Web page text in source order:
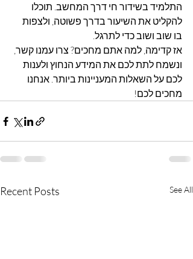
התלמיד בשידור חי דרך המחשב. תוכלו
להקליט את השיעור בדרך פשוטה, ולצפות
בו שוב ושוב כדי לתרגל.
אז קדימה, למה אתם מחכים? צרו עמנו קשר,
ונשמח לתת לכם את המידע הנחוץ ולענות
לכם על השאלות המעניינות ביותר. אנחנו
מחכים לכם!
Recent Posts See All